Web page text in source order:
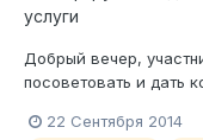
услуги
Добрый вечер,
посоветовать и дать
праве. Буду безумно
22 Сентября 2014